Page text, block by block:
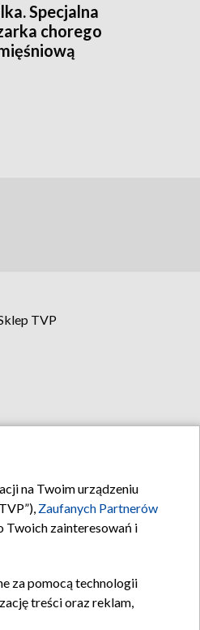
Specjalna
chorego
TVP
na Twoim urządzeniu
Zaufanych Partnerów
Twoich zainteresowań i
za pomocą technologii
treści oraz reklam,